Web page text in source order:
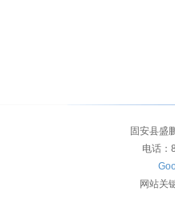
固安县盛
电话：
网站关